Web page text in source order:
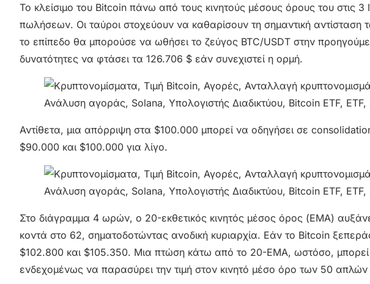
Το κλείσιμο του Bitcoin πάνω από τους κινητούς μέσους όρους του στις 3
πωλήσεων. Οι ταύροι στοχεύουν να καθαρίσουν τη σημαντική
το επίπεδο θα μπορούσε να ωθήσει το ζεύγος BTC/USDT στην
δυνατότητες να φτάσει τα 126.706 $ εάν συνεχιστεί η ορμή.
Αντίθετα, μια απόρριψη στα $100.000 μπορεί να οδηγήσει σε
$90.000 και $100.000 για λίγο.
Στο διάγραμμα 4 ωρών, ο 20-εκθετικός κινητός μέσος όρος (EMA)
κοντά στο 62, σηματοδοτώντας ανοδική κυριαρχία. Εάν το Bitcoin
$102.800 και $105.350. Μια πτώση κάτω από το 20-EMA, ωστόσο, μπορεί
ενδεχομένως να παρασύρει την τιμή στον κινητό μέσο όρο των 50